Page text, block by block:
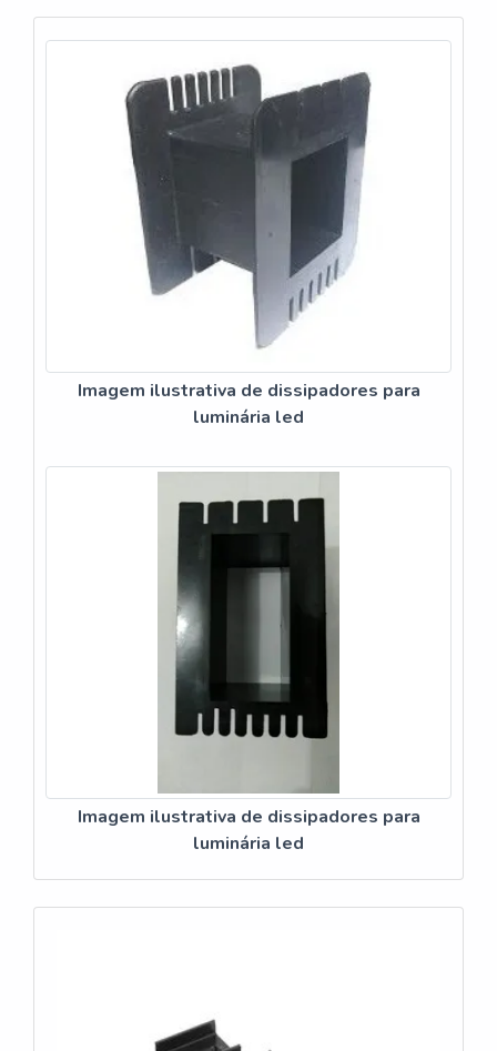
Polispuma canaliza sua energia em proporcionar aos
Imagem ilustrativa de dissipadores para
luminária led
Imagem ilustrativa de dissipadores para
luminária led